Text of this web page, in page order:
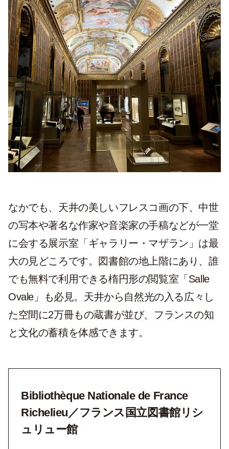
なかでも、天井の美しいフレスコ画の下、中世
の写本や著名な作家や音楽家の手稿などが一堂
に会する展示室「ギャラリー・マザラン」は最
大の見どころです。図書館の地上階にあり、誰
でも無料で利用できる楕円形の閲覧室「Salle
Ovale」も必見。天井から自然光の入る広々し
た空間に2万冊もの蔵書が並び、フランスの知
と文化の蓄積を体感できます。
Bibliothèque Nationale de France
Richelieu／フランス国立図書館リシ
ュリュー館